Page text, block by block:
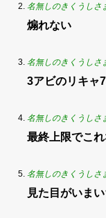
名無しのきくうしさ
煽れない
名無しのきくうしさ
3アビのリキャ
名無しのきくうしさ
最終上限でこ
名無しのきくうしさ
見た目がいま